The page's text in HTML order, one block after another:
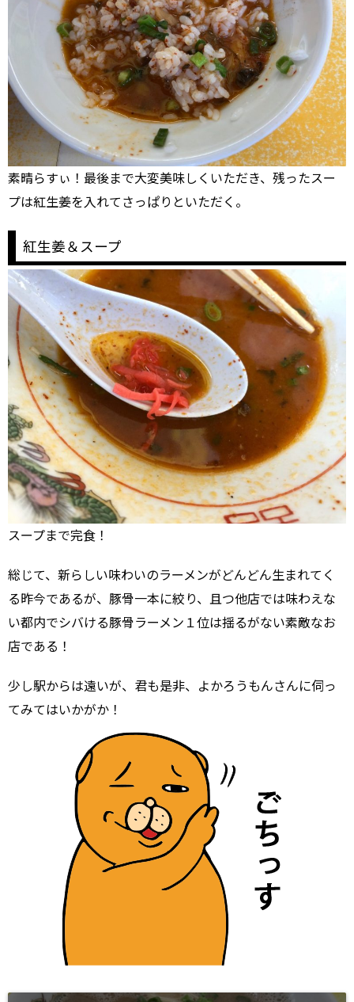
素晴らすぃ！最後まで大変美味しくいただき、残ったスー
プは紅生姜を入れてさっぱりといただく。
紅生姜＆スープ
スープまで完食！
総じて、新らしい味わいのラーメンがどんどん生まれてく
る昨今であるが、豚骨一本に絞り、且つ他店では味わえな
い都内でシバける豚骨ラーメン１位は揺るがない素敵なお
店である！
少し駅からは遠いが、君も是非、よかろうもんさんに伺っ
てみてはいかがか！